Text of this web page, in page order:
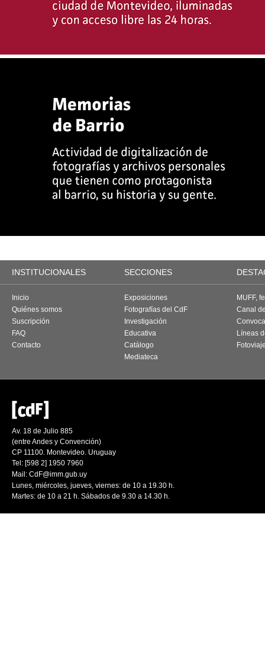
INSTITUCIONALES SECCIONES
Inicio
Quiénes somos
Suscripción
FAQ
Contacto
Exposiciones
Fotografías del CdF
Investigación
Educativa
Catálogo
Mediateca
MUFF,
Canal
Líneas
Av. 18 de Julio 885
(entre Andes y Convención)
CP 11100. Montevideo. Uruguay
Tel: [598 2] 1950 7960
Mail: CdF@imm.gub.uy
Lunes, miércoles, jueves, viernes: de 10 a 19.30 h.
Martes: de 10 a 21 h. Sábados de 9.30 a 14.30 h.